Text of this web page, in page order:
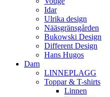
Idar
Ulrika design
Nääsgränsgården
Bukowski Design
Different Design
Hans Hugos
Dam
LINNEPLAGG
Toppar & T-shirts
Linnen